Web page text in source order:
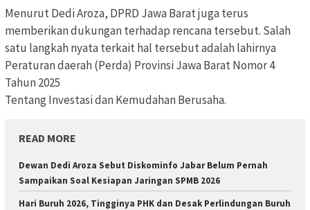
Menurut Dedi Aroza, DPRD Jawa Barat juga terus
memberikan dukungan terhadap rencana tersebut. Salah
satu langkah nyata terkait hal tersebut adalah lahirnya
Peraturan daerah (Perda) Provinsi Jawa Barat Nomor 4
Tahun 2025
​Tentang Investasi dan Kemudahan Berusaha.
READ MORE
Dewan Dedi Aroza Sebut Diskominfo Jabar Belum Pernah
Sampaikan Soal Kesiapan Jaringan SPMB 2026
Hari Buruh 2026, Tingginya PHK dan Desak Perlindungan Buruh